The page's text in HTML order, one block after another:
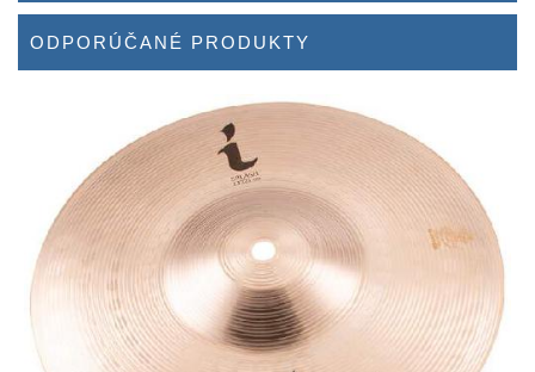
ODPORÚČANÉ PRODUKTY